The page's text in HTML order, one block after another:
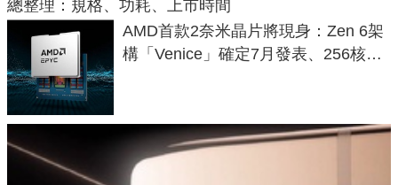
總整理：規格、功耗、上市時間
AMD首款2奈米晶片將現身：Zen 6架
構「Venice」確定7月發表、256核心